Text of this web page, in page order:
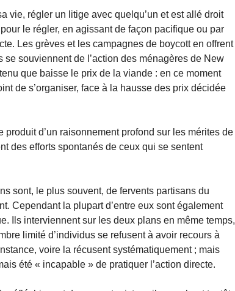
vie, régler un litige avec quelqu’un et est allé droit
le régler, en agissant de façon pacifique ou par
Les grèves et les campagnes de boycott en offrent
se souviennent de l’action des ménagères de New
que baisse le prix de la viande : en ce moment
de s’organiser, face à la hausse des prix décidée
d’un raisonnement profond sur les mérites de
des efforts spontanés de ceux qui se sentent
sont, le plus souvent, de fervents partisans du
Cependant la plupart d’entre eux sont également
Ils interviennent sur les deux plans en même temps,
limité d’individus se refusent à avoir recours à
voire la récusent systématiquement ; mais
été « incapable » de pratiquer l’action directe.